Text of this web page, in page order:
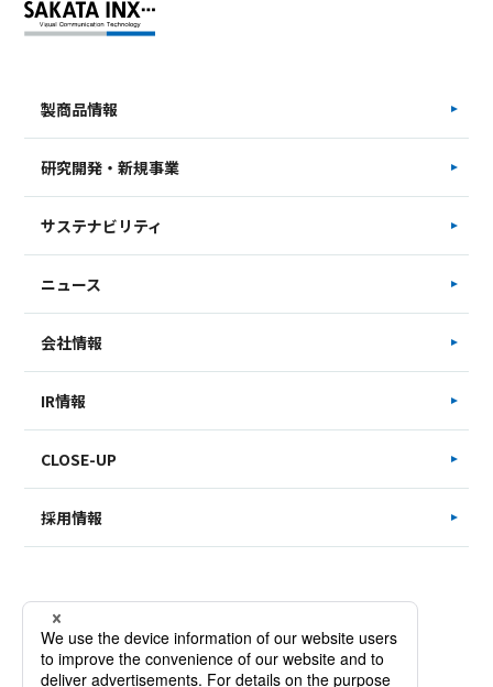
製商品情報
研究開発・新規事業
サステナビリティ
ニュース
会社情報
IR情報
CLOSE-UP
採用情報
Copyright © SAKATA INX CORPORATION. All Rights Reserved.